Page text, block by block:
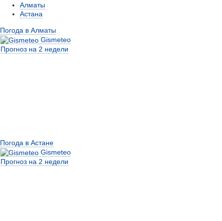
Алматы
Астана
Погода в Алматы
Gismeteo
Прогноз на 2 недели
Погода в Астане
Gismeteo
Прогноз на 2 недели